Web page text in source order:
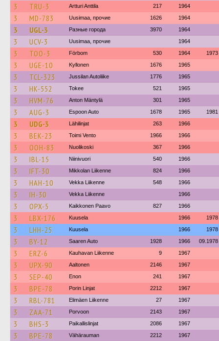
3 TRU-3 Artturi Anttila 217 1964
3 MD-783 Uusimaa, прочие 1626 1964
3 UGL-3 Разные города 3970 1964
3 UCV-3 Uusimaa, прочие 1964
3 TOO-3 Förbom 530 1964 1973
3 UGE-10 Kyllonen 1676 1965
3 TCL-323 Jussilan Autoliike 1776 1965
3 HK-552 Tokee 521 1965
3 HVM-76 Anton Mäntylä 301 1965
3 AUG-3 Espoon Auto 1678 1965 1981
3 UDG-3 Lähilinjat 263 1966
3 BEK-23 Toimi Vento 1966 1966
3 OOH-83 Nuolikoski 367 1966
3 IBL-15 Niinivuori 540 1966
3 IFT-30 Mikkolan Liikenne 824 1966
3 HAH-10 Vekka Liikenne 548 1966
3 IH-30 Vekka Liikenne 1966
3 OPX-5 Kaikkonen Paavo 827 1966
3 LBX-176 Kuusela 1966 1978
3 LHH-25 Kuusela 1966 1978
3 BY-12 Saaren Auto 1928 1966 09.1978
3 ERZ-6 Kauhavan Liikenne 9 1967
3 UPX-90 Aaltonen 2146 1967
3 SEP-40 Enon 241 1967
3 BPE-78 Porin Linjat 2212 1967
3 RBL-781 Elimäen Liikenne 27 1967
3 ZAA-71 Porvoon 2143 1967
3 BHS-3 Paikallislinjat 2086 1967
3 BPE-78 Vähärauman 2212 1967